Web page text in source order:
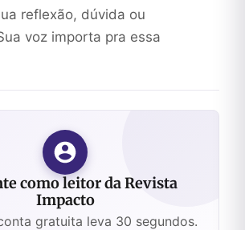
reflexão, dúvida ou
voz importa pra essa
como leitor da Revista
Impacto
gratuita leva 30 segundos.